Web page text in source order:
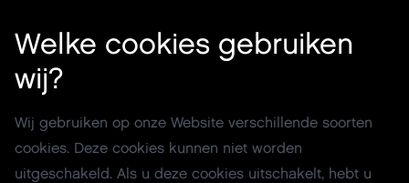
Welke cookies gebruiken
wij?
Wij gebruiken op onze Website verschillende soorten
cookies. Deze cookies kunnen niet worden
uitgeschakeld. Als u deze cookies uitschakelt, hebt u